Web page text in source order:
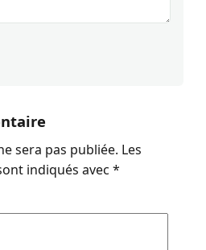
sera pas publiée. Les
indiqués avec *